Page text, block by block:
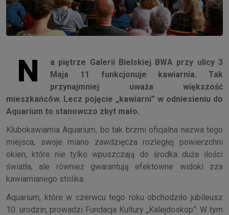
N
a piętrze Galerii Bielskiej BWA przy ulicy 3
Maja 11 funkcjonuje kawiarnia. Tak
przynajmniej uważa większość
mieszkańców. Lecz pojęcie „kawiarni” w odniesieniu do
Aquarium to stanowczo zbyt mało.
Klubokawiarnia Aquarium, bo tak brzmi oficjalna nazwa tego
miejsca, swoje miano zawdzięcza rozległej powierzchni
okien, które nie tylko wpuszczają do środka duże ilości
światła, ale również gwarantują efektowne widoki zza
kawiarnianego stolika.
Aquarium, które w czerwcu tego roku obchodziło jubileusz
10. urodzin, prowadzi Fundacja Kultury „Kalejdoskop”. W tym